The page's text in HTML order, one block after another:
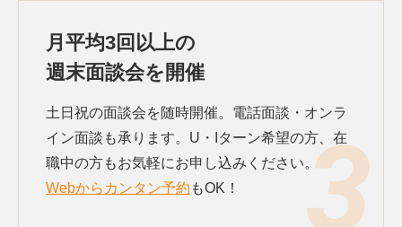
月平均3回以上の
週末面談会を開催
土日祝の面談会を随時開催。電話面談・オンラ
イン面談も承ります。U・Iターン希望の方、在
職中の方もお気軽にお申し込みください。
Webからカンタン予約 もOK！